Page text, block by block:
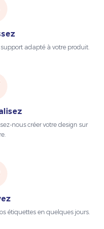
adapté à votre produit.
nous créer votre design sur
étiquettes en quelques jours.